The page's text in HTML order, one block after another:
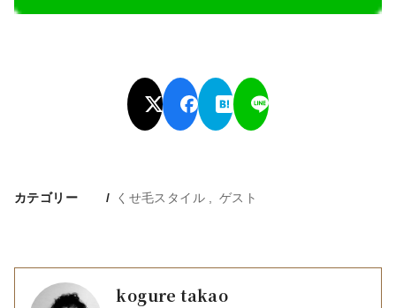
カテゴリー くせ毛スタイル ゲスト
kogure takao